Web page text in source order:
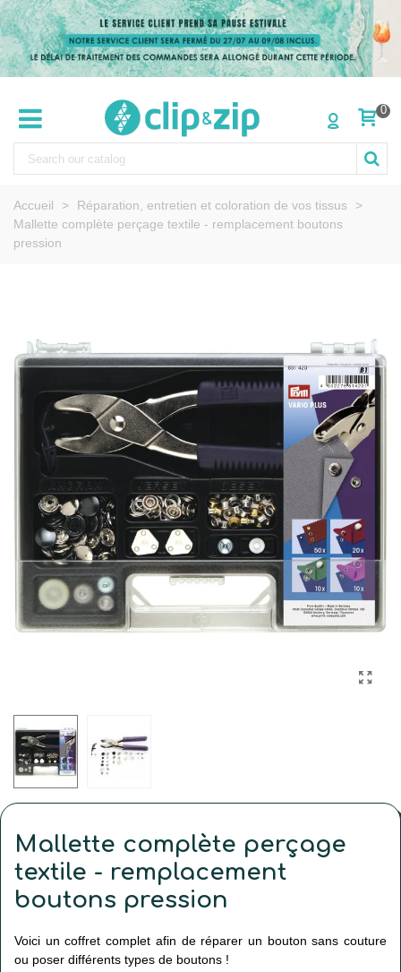
0
Accueil > Réparation, entretien et coloration de vos tissus
>
Mallette complète perçage textile - remplacement boutons
pression
Mallette complète perçage
textile - remplacement
boutons pression
Voici un coffret complet afin de réparer un bouton sans couture
ou poser différents types de boutons !